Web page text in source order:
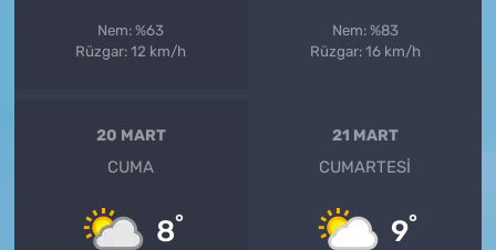
Nem: %63
Rüzgar: 12 km/h
Nem: %83
Rüzgar: 16 km/h
20 MART
CUMA
8°
21 MART
CUMARTESI
9°